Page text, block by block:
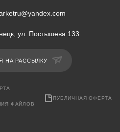
ул. Постышева 133
НА РАССЫЛКУ
ФАЙЛОВ
ПУБЛИЧНАЯ ОФЕРТА